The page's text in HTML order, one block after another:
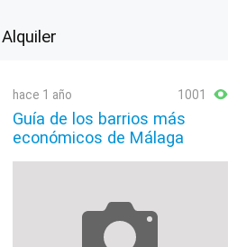
hace 1 año 1001
Guía de los barrios más
económicos de Málaga